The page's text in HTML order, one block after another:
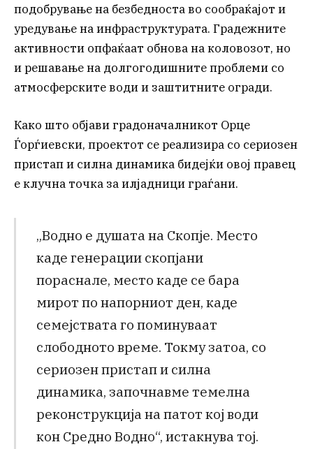
подобрување на безбедноста во сообраќајот и
уредување на инфраструктурата. Градежните
активности опфаќаат обнова на коловозот, но
и решавање на долгогодишните проблеми со
атмосферските води и заштитните огради.
Како што објави градоначалникот Орце
Ѓорѓиевски, проектот се реализира со сериозен
пристап и силна динамика бидејќи овој правец
е клучна точка за илјадници граѓани.
„Водно е душата на Скопје. Место
каде генерации скопјани
пораснале, место каде се бара
мирот по напорниот ден, каде
семејствата го поминуваат
слободното време. Токму затоа, со
сериозен пристап и силна
динамика, започнавме темелна
реконструкција на патот кој води
кон Средно Водно“, истакнува тој.